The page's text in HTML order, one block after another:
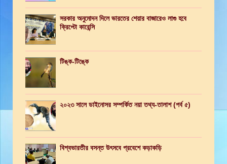
সরকার অনুমোদন দিলে ভারতের শেয়ার বাজারেও লাগু হবে
ক্রিপ্টো কারেন্সি
টিঙ্ক-টিঙ্কে
২০২৩ সালে ডাইনোসর সম্পর্কিত নয়া তথ্য-তালাশ (পর্ব ৫)
বিশ্বভারতীর বসন্ত উৎসবে প্রবেশে কড়াকড়ি